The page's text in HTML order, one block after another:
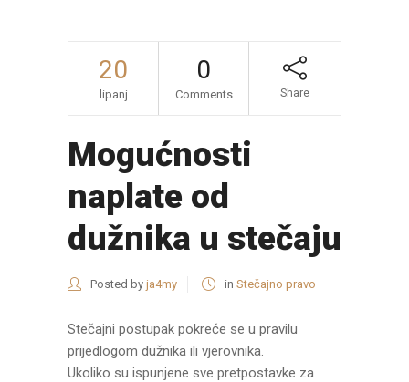
20
lipanj
0
Comments Share
Mogućnosti
naplate od
dužnika u stečaju
Posted by ja4my in Stečajno pravo
Stečajni postupak pokreće se u pravilu
prijedlogom dužnika ili vjerovnika.
Ukoliko su ispunjene sve pretpostavke za